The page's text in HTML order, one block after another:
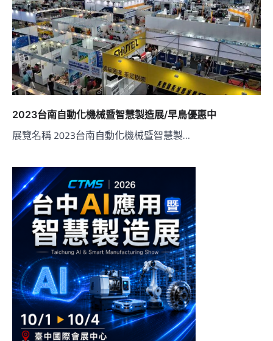
2023台南自動化機械暨智慧製造展/早鳥優惠中
展覽名稱 2023台南自動化機械暨智慧製…